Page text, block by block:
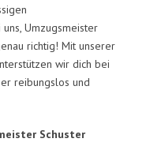
Umzugsmeister
richtig! Mit unserer
wir dich bei
reibungslos und
Schuster